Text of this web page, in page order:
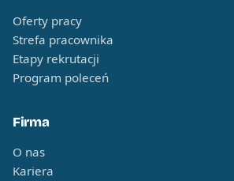
Oferty pracy
Strefa pracownika
Etapy rekrutacji
Program poleceń
Firma
O nas
Kariera